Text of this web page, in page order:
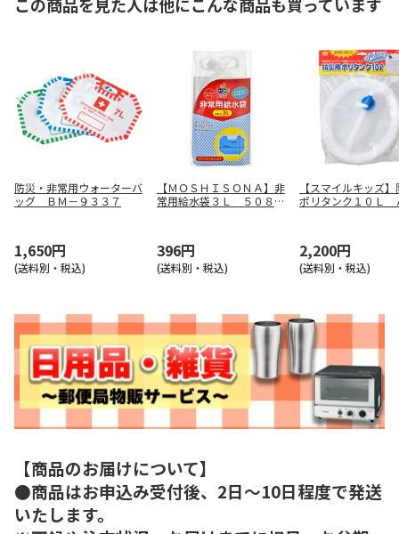
防災・非常用ウォーターバ
ッグ ＢＭ－９３３７
1,650円
(送料別・税込)
【ＭＯＳＨＩＳＯＮＡ】非
常用給水袋３Ｌ ５０８９
396円
(送料別・税込)
【スマイルキッズ
ポリタンク１０Ｌ
2,200円
(送料別・税込)
【商品のお届けについて】
●商品はお申込み受付後、2日～10日程度で発送
いたします。